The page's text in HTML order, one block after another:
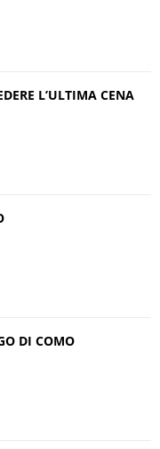
L’ULTIMA CENA
DI COMO